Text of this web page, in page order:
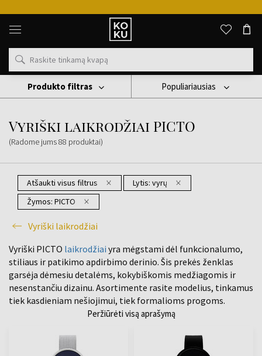
Originalūs
kvepalai
laikrodžiai
vienoje
Laikrodis Vyriški Laikrodžiai Vyriški Laikrodžiai PICTO
Vyriški laikrodžiai PICTO
(Radome jums88 produktai)
Populiariausias
Atšaukti visus filtrus Lytis: vyrų
Žymos: PICTO
Vyriški laikrodžiai
Produkto filtras
Vyriški PICTO laikrodžiai yra mėgstami dėl funkcionalumo,
stiliaus ir patikimo apdirbimo derinio. Šis prekės ženklas
garsėja dėmesiu detalėms, kokybiškomis medžiagomis ir
nesenstančiu dizainu. Asortimente rasite modelius, tinkamus
tiek kasdieniam nešiojimui, tiek formalioms progoms.
Peržiūrėti visą aprašymą